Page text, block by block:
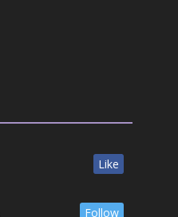
Like
Follow